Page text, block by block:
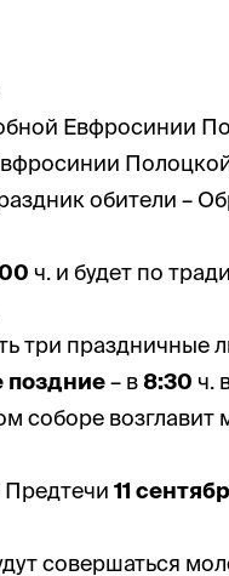
Евфросинии
обители –
ч. и будет по
три праздничные
поздние – в 8:30 ч.
соборе
Предтечи 11
совершаться